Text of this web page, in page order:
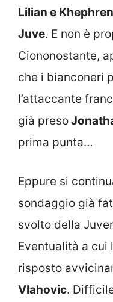
Lilian e Khephren
Juve. E non è
Ciononostante,
che i bianconeri
l’attaccante
già preso
prima punta…
Eppure si
sondaggio già
svolto della
Eventualità a cui
risposto
Vlahovic.